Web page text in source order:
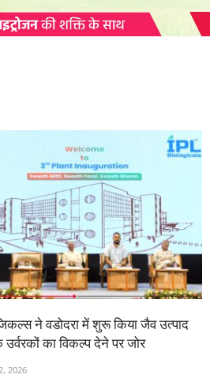
ने वडोदरा में शुरू किया जैव उत्पाद
का विकल्प देने पर जोर
2026